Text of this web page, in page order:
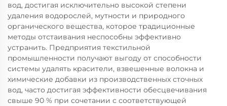
вод, достигая исключительно высокой степени
удаления водорослей, мутности и природного
органического вещества, которое традиционные
методы отстаивания неспособны эффективно
устранить. Предприятия текстильной
промышленности получают выгоду от способности
системы удалять красители, взвешенные волокна и
химические добавки из производственных сточных
вод, часто достигая эффективности обесцвечивания
свыше 90 % при сочетании с соответствующей